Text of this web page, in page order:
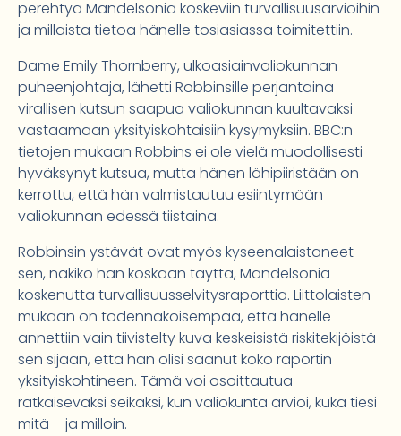
perehtyä Mandelsonia koskeviin turvallisuusarvioihin
ja millaista tietoa hänelle tosiasiassa toimitettiin.
Dame Emily Thornberry, ulkoasiainvaliokunnan
puheenjohtaja, lähetti Robbinsille perjantaina
virallisen kutsun saapua valiokunnan kuultavaksi
vastaamaan yksityiskohtaisiin kysymyksiin. BBC:n
tietojen mukaan Robbins ei ole vielä muodollisesti
hyväksynyt kutsua, mutta hänen lähipiiristään on
kerrottu, että hän valmistautuu esiintymään
valiokunnan edessä tiistaina.
Robbinsin ystävät ovat myös kyseenalaistaneet
sen, näkikö hän koskaan täyttä, Mandelsonia
koskenutta turvallisuusselvitysraporttia. Liittolaisten
mukaan on todennäköisempää, että hänelle
annettiin vain tiivistelty kuva keskeisistä riskitekijöistä
sen sijaan, että hän olisi saanut koko raportin
yksityiskohtineen. Tämä voi osoittautua
ratkaisevaksi seikaksi, kun valiokunta arvioi, kuka tiesi
mitä – ja milloin.